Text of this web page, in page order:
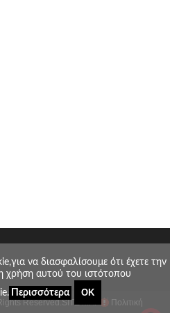
Reserved.SITE MAP Πολιτική
να διασφαλίσουμε ότι έχετε την
χρήση αυτού του ιστότοπου
Περισσότερα ΟΚ